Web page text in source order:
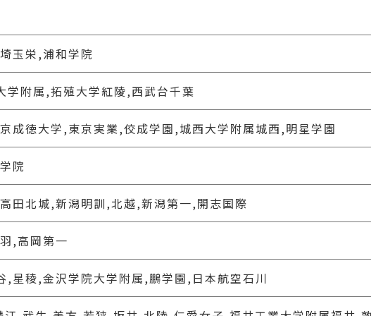
玉栄,浦和学院
学附属,拓殖大学紅陵,西武台千葉
成徳大学,東京実業,佼成学園,城西大学附属城西,明星学園
院
田北城,新潟明訓,北越,新潟第一,開志国際
,高岡第一
,星稜,金沢学院大学附属,鵬学園,日本航空石川